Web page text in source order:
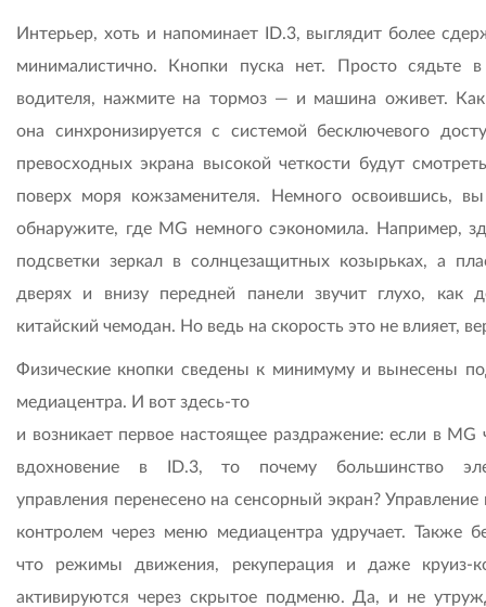
Интерьер, хоть и напоминает ID.3, выглядит более
минималистично. Кнопки пуска нет. Просто сядьте в
водителя, нажмите на тормоз — и машина оживет. Как
она синхронизируется с системой бесключевого
превосходных экрана высокой четкости будут
поверх моря кожзаменителя. Немного освоившись, вы
обнаружите, где MG немного сэкономила. Например,
подсветки зеркал в солнцезащитных козырьках, а
дверях и внизу передней панели звучит глухо, как
китайский чемодан. Но ведь на скорость это не влияет,
Физические кнопки сведены к минимуму и вынесены
медиацентра. И вот здесь-то
и возникает первое настоящее раздражение: если в MG
вдохновение в ID.3, то почему большинство
управления перенесено на сенсорный экран? Управление
контролем через меню медиацентра удручает. Также
что режимы движения, рекуперация и даже круиз-
активируются через скрытое подменю. Да, и не